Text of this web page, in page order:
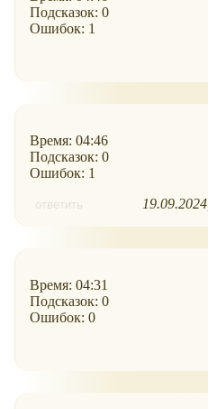
Подсказок: 0
Ошибок: 1
Время: 04:46
Подсказок: 0
Ошибок: 1
ответить 19.09.2024
Время: 04:31
Подсказок: 0
Ошибок: 0